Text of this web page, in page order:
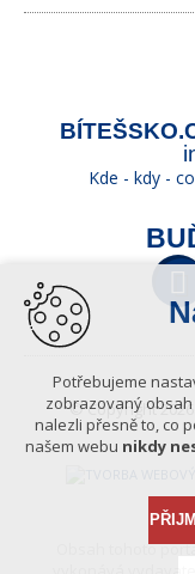
Kde - kdy -
© Copyright
Obsah tohoto
Potřebujeme
zobrazovaný
nalezli přesně to, co
našem webu nikdy